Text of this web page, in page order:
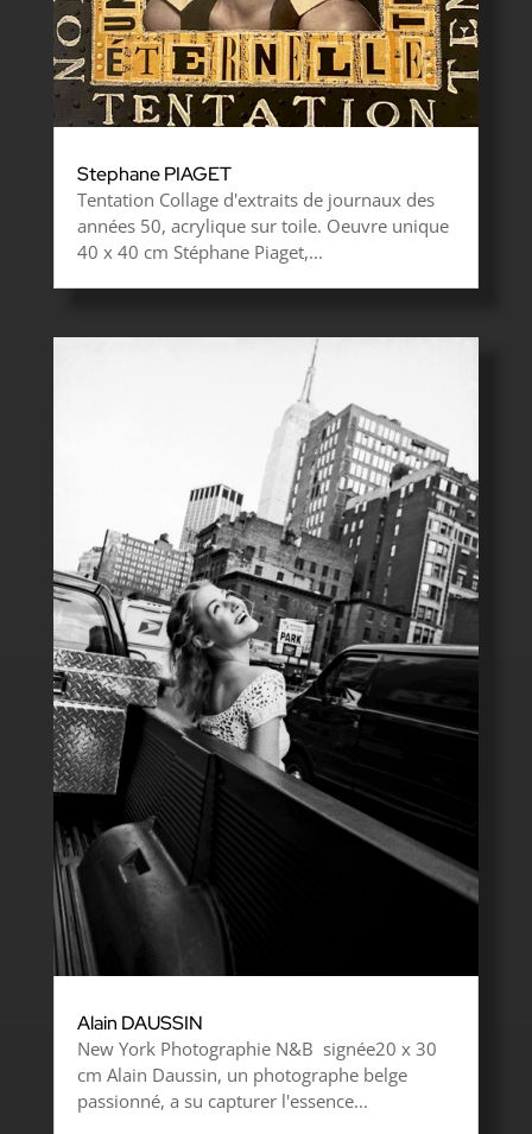
Stephane PIAGET
Tentation Collage d'extraits de journaux des
années 50, acrylique sur toile. Oeuvre unique
40 x 40 cm Stéphane Piaget,...
Alain DAUSSIN
New York Photographie N&B signée20 x 30
cm Alain Daussin, un photographe belge
passionné, a su capturer l'essence...